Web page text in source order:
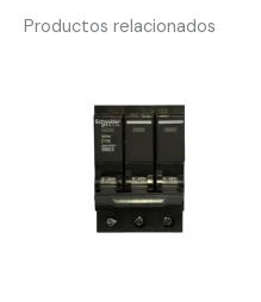
Productos relacionados